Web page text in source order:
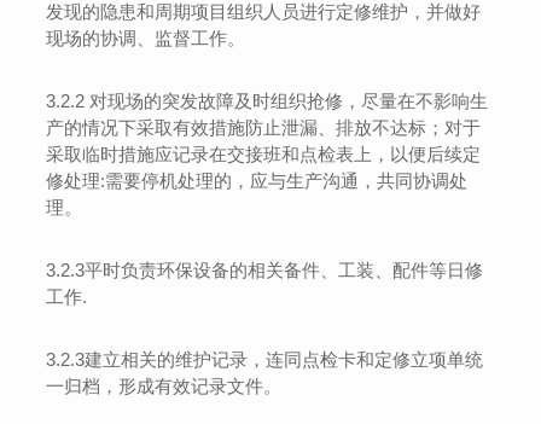
发现的隐患和周期项目组织人员进行定修维护，并做好
现场的协调、监督工作。
3.2.2 对现场的突发故障及时组织抢修，尽量在不影响生
产的情况下采取有效措施防止泄漏、排放不达标 ； 对于
采取临时措施应记录在交接班和点检表上，以便后续定
修处理:需要停机处理的 ，应与生产沟通，共同协调处
理。
3.2.3平时负责环保设备的相关备件、工装、配件等日修
工作.
3.2.3建立相关的维护记录，连同点检卡和定修立项单统
一归档 ，形成有效记录文件。